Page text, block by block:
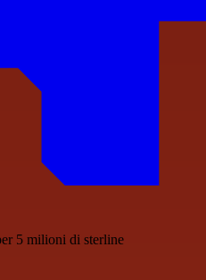
5 milioni di sterline